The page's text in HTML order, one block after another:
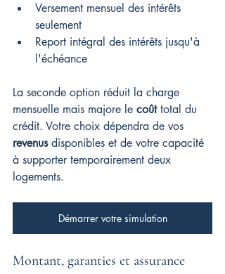
Versement mensuel des intérêts
seulement
Report intégral des intérêts jusqu'à
l'échéance
La seconde option réduit la charge
mensuelle mais majore le coût total du
crédit. Votre choix dépendra de vos
revenus disponibles et de votre capacité
à supporter temporairement deux
logements.
Démarrer votre simulation
Montant, garanties et assurance